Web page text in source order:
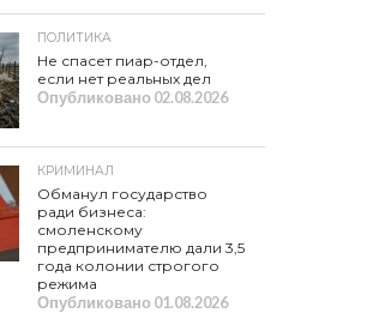
ПОЛИТИКА
Не спасет пиар-отдел,
если нет реальных дел
Опубликовано02.08.2026
КРИМИНАЛ
Обманул государство
ради бизнеса:
смоленскому
предпринимателю дали 3,5
года колонии строгого
режима
Опубликовано01.08.2026